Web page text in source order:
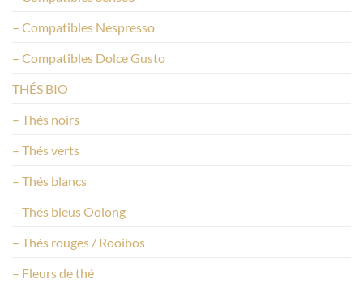
– Compatibles Nespresso
– Compatibles Dolce Gusto
THÉS BIO
– Thés noirs
– Thés verts
– Thés blancs
– Thés bleus Oolong
– Thés rouges / Rooibos
– Fleurs de thé